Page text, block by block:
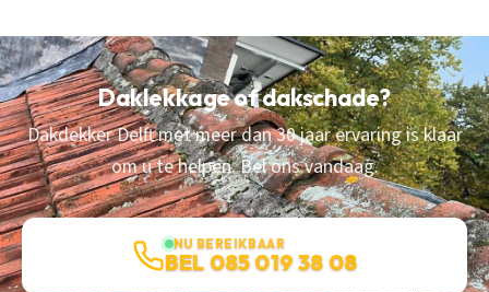
Daklekkage of dakschade?
Dakdekker Delft met meer dan 30 jaar ervaring is klaar
om u te helpen. Bel ons vandaag.
NU BEREIKBAAR
BEL 085 019 38 08